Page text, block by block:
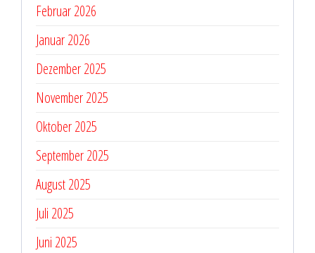
Februar 2026
Januar 2026
Dezember 2025
November 2025
Oktober 2025
September 2025
August 2025
Juli 2025
Juni 2025